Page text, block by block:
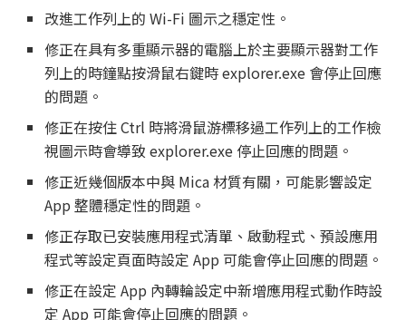
改進工作列上的 Wi-Fi 圖示之穩定性。
修正在具有多重顯示器的電腦上於主要顯示器對工作
列上的時鐘點按滑鼠右鍵時 explorer.exe 會停止回應
的問題。
修正在按住 Ctrl 時將滑鼠游標移過工作列上的工作檢
視圖示時會導致 explorer.exe 停止回應的問題。
修正近幾個版本中與 Mica 材質有關，可能影響設定
App 整體穩定性的問題。
修正存取已安裝應用程式清單、啟動程式、預設應用
程式等設定頁面時設定 App 可能會停止回應的問題。
修正在設定 App 內轉輪設定中新增應用程式動作時設
定 App 可能會停止回應的問題。